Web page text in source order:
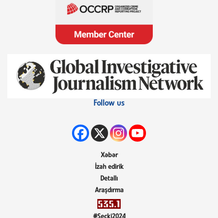
Follow us
Xəbər
İzah edirik
Detallı
Araşdırma